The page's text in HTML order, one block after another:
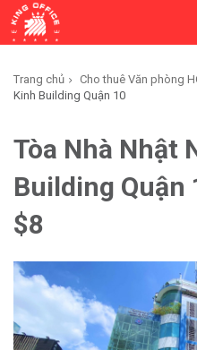
Trang chủ Cho thuê Văn phòng
Kinh Building Quận 10
Tòa Nhà Nhật
Building Quận
$8